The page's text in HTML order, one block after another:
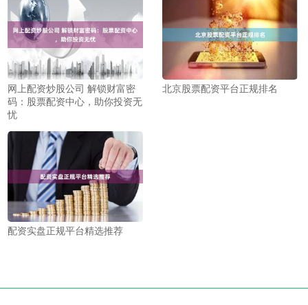
网上配资炒股公司 解锁财富密
码：股票配资中心，助你投资无
忧
北京股票配资平台正规排名
配资实盘正规平台精选推荐